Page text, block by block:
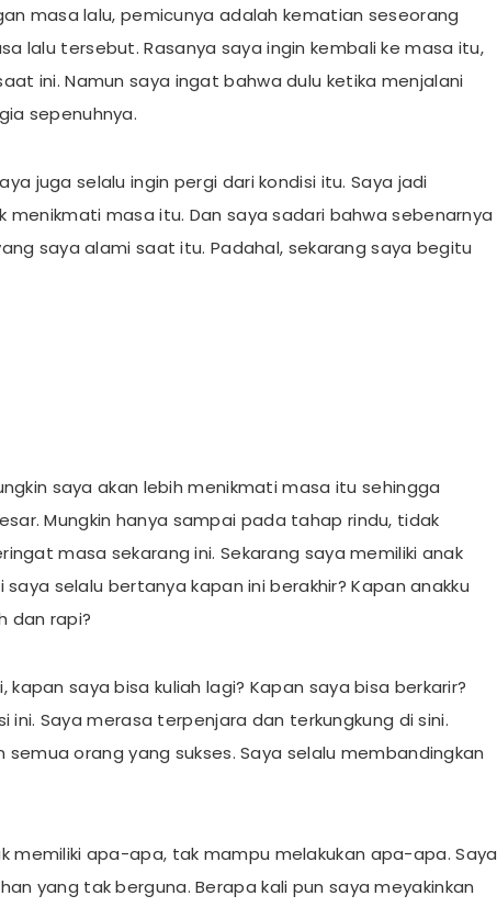
masa lalu, pemicunya adalah kematian seseorang
lalu tersebut. Rasanya saya ingin kembali ke masa itu,
ini. Namun saya ingat bahwa dulu ketika menjalani
sepenuhnya.
juga selalu ingin pergi dari kondisi itu. Saya jadi
menikmati masa itu. Dan saya sadari bahwa sebenarnya
saya alami saat itu. Padahal, sekarang saya begitu
saya akan lebih menikmati masa itu sehingga
Mungkin hanya sampai pada tahap rindu, tidak
masa sekarang ini. Sekarang saya memiliki anak
selalu bertanya kapan ini berakhir? Kapan anakku
dan rapi?
saya bisa kuliah lagi? Kapan saya bisa berkarir?
ini. Saya merasa terpenjara dan terkungkung di sini.
semua orang yang sukses. Saya selalu membandingkan
memiliki apa-apa, tak mampu melakukan apa-apa. Saya
yang tak berguna. Berapa kali pun saya meyakinkan